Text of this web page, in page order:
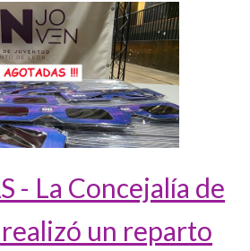
- La Concejalía de
un reparto